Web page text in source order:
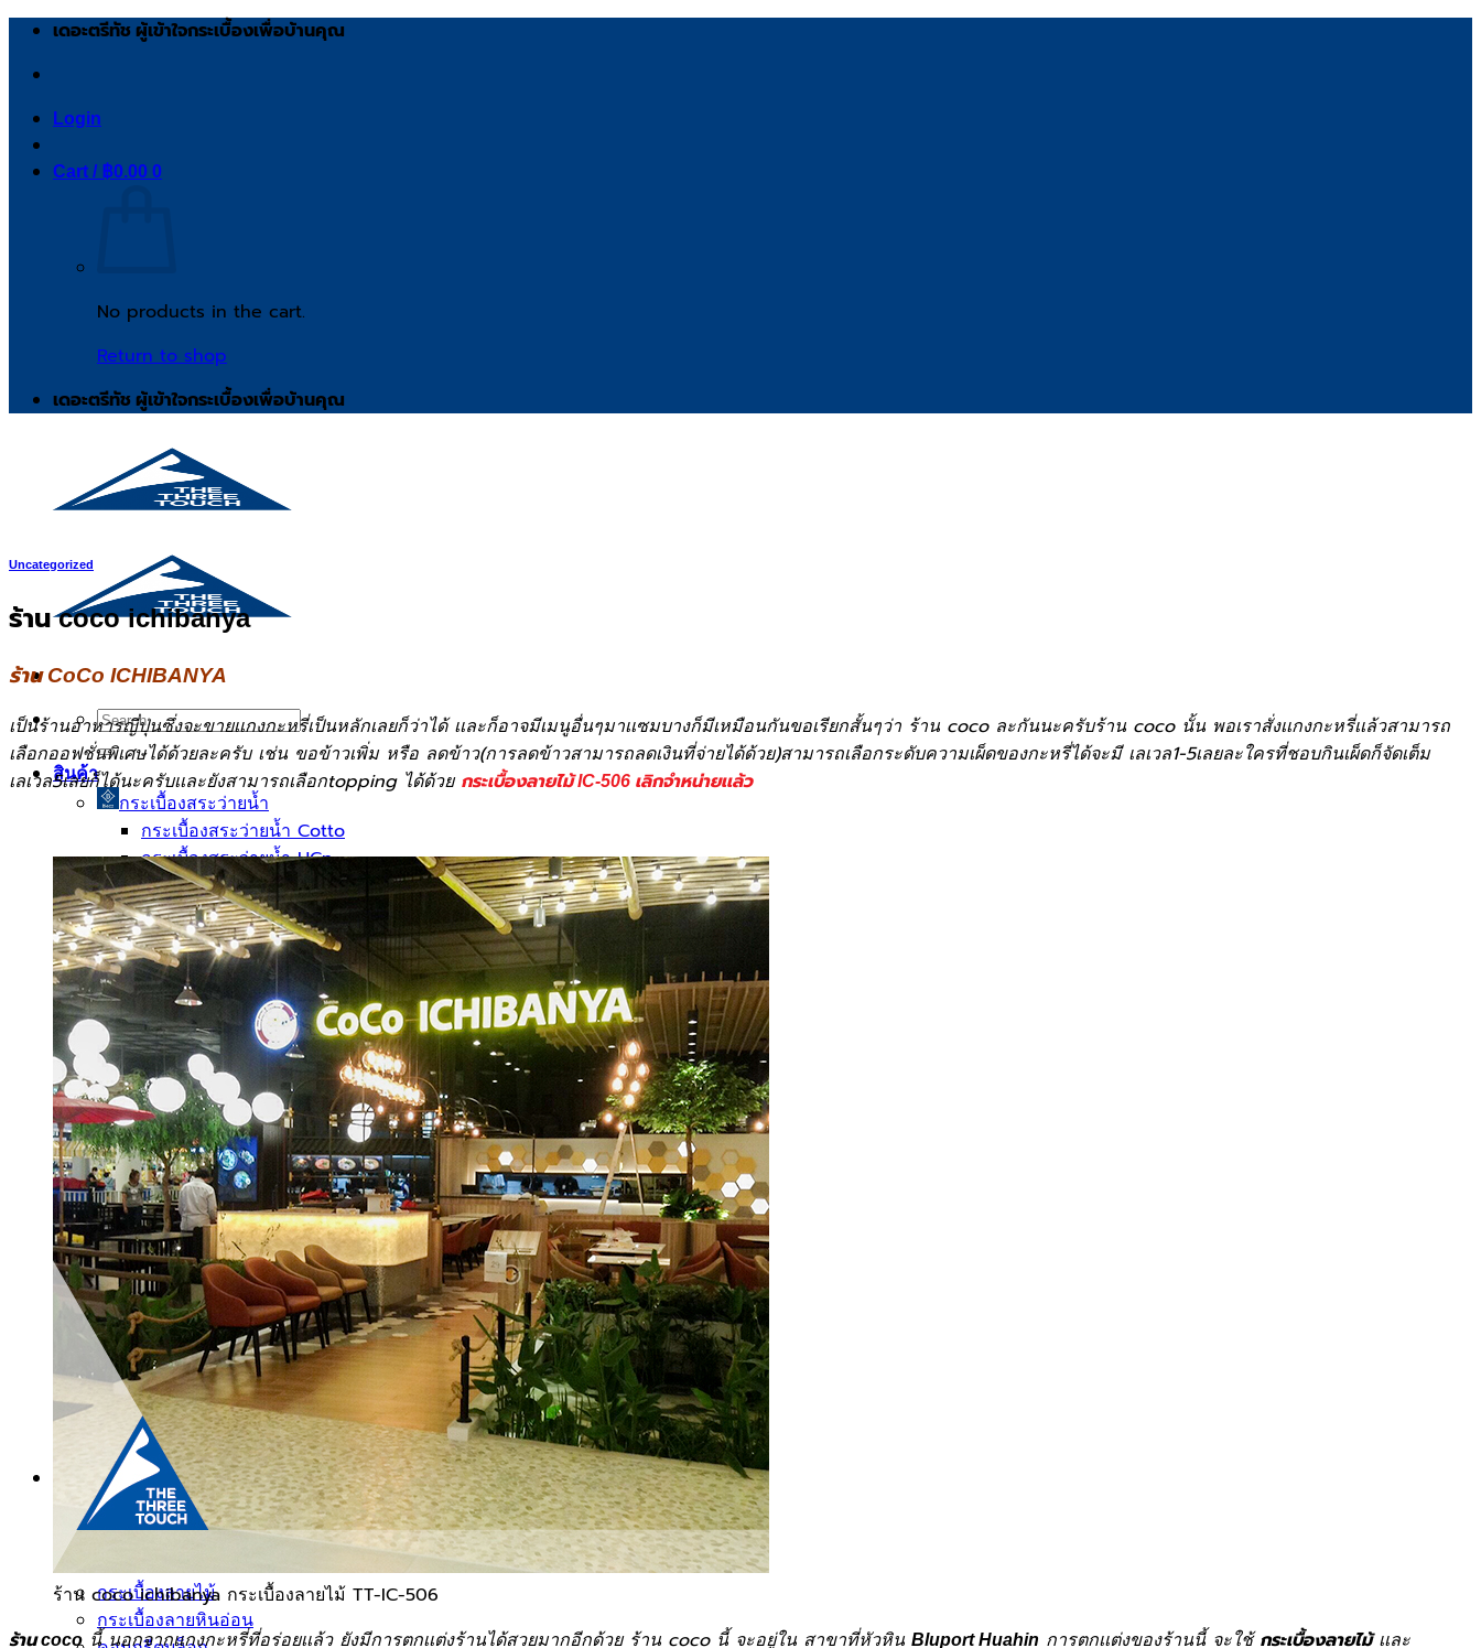
Skip
content
เดอะตรีทัช ผู้เข้าใจกระเบื้องเพื่อบ้านคุณ
Login
Cart / ฿0.00 0
No products in the cart.
Return to shop
เดอะตรีทัช ผู้เข้าใจกระเบื้องเพื่อบ้านคุณ
Search
for:
สินค้า
กระเบื้องสระว่ายนํ้า
กระเบื้องสระว่ายน้ำ Cotto
กระเบื้องสระว่ายน้ำ HGn
กระเบื้องสระว่ายน้ำ TGs
กระเบื้องสระว่ายน้ำหินธรรมชาติ
กระเบื้องสระว่ายนํ้า Porcelain stone รุ่น Kyanite stone
กระเบื้องขอบสระว่ายน้ำ
กระเบื้องลายโบราณ
กระเบื้องSubway
กระเบื้องเคนไซ
แกรนิตโต้ ไทล์
เอ็กซ์ทรูดไทล์
ฟลอเรนซ์ ไทล์
นาริตะ
กระเบื้องสระว่ายน้ำ KENZAI
อเมซอน
ควอทซ์ สโตน
ยิปซี ไทล์
เปอร์เซีย
ควอร์ท ราวน์
กระเบื้องหกเหลี่ยม
อ่างล้างหน้าเซรามิค
ปูนกาวยาเเนวจระเข้
ปูนกาวยาเเนวเวเบอร์
ผลงานกระเบื้อง
กระเบื้องเลียนแบบหินธรรมชาติ
ผลงานกระเบื้องลายโบราณ
กระเบื้องลายไม้
กระเบื้องลายหินอ่อน
Uncategorized
ร้าน coco ichibanya
ร้าน CoCo ICHIBANYA
เป็นร้านอาหารญี่ปุ่นซึ่งจะขายเเกงกะหรี่เป็นหลักเลยก็ว่าได้ เเละก็อาจมีเมนูอื่นๆมาเเซมบางก็มีเหมือนกันขอเรียกสั้นๆว่า ร้าน coco ละกันนะครับร้าน coco นั้น พอเราสั่งเเกงกะหรี่เเล้วสามารถ
เลือกออฟชั่นพิเศษได้ด้วยละครับ เช่น ขอข้าวเพิ่ม หรือ ลดข้าว(การลดข้าวสามารถลดเงินที่จ่ายได้ด้วย)สามารถเลือกระดับความเผ็ดของกะหรี่ได้จะมี เลเวล1-5เลยละใครที่ชอบกินเผ็ดก็จัดเต็ม
เลเวล5เลยก็ได้นะครับเเละยังสามารถเลือกtopping ได้ด้วย กระเบื้องลายไม้ IC-506 เลิกจำหน่ายเเล้ว
ร้าน coco ichibanya กระเบื้องลายไม้ TT-IC-506
ร้าน cocoนี้ นอกจากเเกงกะหรี่ที่อร่อยเเล้ว ยังมีการตกเเต่งร้านได้สวยมากอีกด้วย ร้าน coco นี้ จะอยู่ใน สาขาที่หัวหิน Bluport Huahin การตกเเต่งของร้านนี้ จะใช้ กระเบื้องลายไม้เเละ